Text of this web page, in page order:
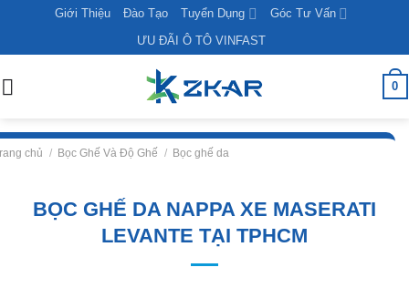
content
Giới Thiệu Đào Tạo Tuyển Dụng
Góc Tư Vấn
ƯU ĐÃI Ô TÔ VINFAST
0
chủ / Bọc Ghế Và Độ Ghế / Bọc ghế da
BỌC GHẾ DA NAPPA XE MASERATI
LEVANTE TẠI TPHCM